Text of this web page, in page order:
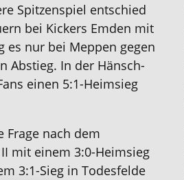
Spitzenspiel entschied
bei Kickers Emden mit
es nur bei Meppen gegen
Abstieg. In der Hänsch-
einen 5:1-Heimsieg
Frage nach dem
mit einem 3:0-Heimsieg
3:1-Sieg in Todesfelde